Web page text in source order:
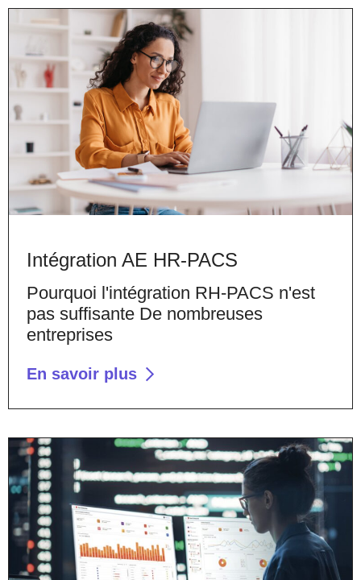
Intégration AE HR-PACS
Pourquoi l'intégration RH-PACS n'est
pas suffisante De nombreuses
entreprises
En savoir plus